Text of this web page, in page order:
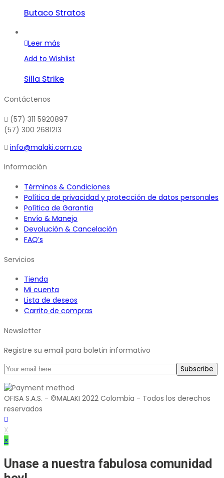
Butaco Stratos
Leer más
Add to Wishlist
Silla Strike
Contáctenos
(57) 311 5920897
(57) 300 2681213
info@malaki.com.co
Información
Términos & Condiciones
Política de privacidad y protección de datos personales
Política de Garantia
Envío & Manejo
Devolución & Cancelación
FAQ’s
Servicios
Tienda
Mi cuenta
Lista de deseos
Carrito de compras
Newsletter
Registre su email para boletin informativo
OFISA S.A.S. - ©MALAKI 2022 Colombia - Todos los derechos
reservados
X
×
Unase a nuestra fabulosa comunidad